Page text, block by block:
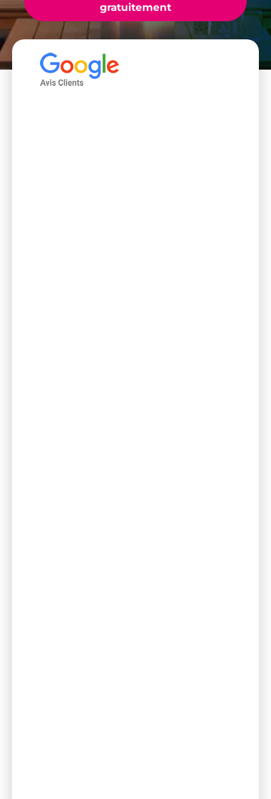
gratuitement